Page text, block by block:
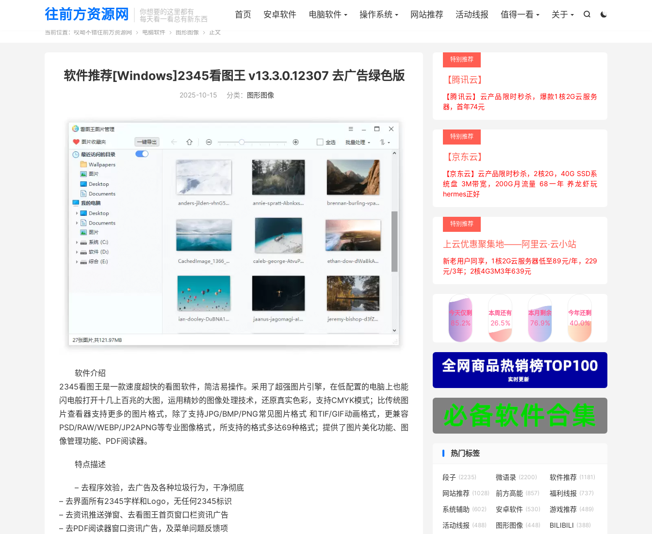
往前方资源网
你想要的这里都有
每天看一看总有新东西


首页 安卓软件 电脑软件 操作系统 网站推荐 活动线报 值得一看 关于
当前位置： 哎呦不错往前方资源网  电脑软件  图形图像  正文
软件推荐[Windows]2345看图王 v13.3.0.12307 去广告绿色版
2025-10-15 分类： 图形图像
软件介绍
2345看图王是一款速度超快的看图软件，简洁易操作。采用了超强图片引擎，在低配置的电脑上也能
闪电般打开十几上百兆的大图，运用精妙的图像处理技术，还原真实色彩，支持CMYK模式；比传统图
片查看器支持更多的图片格式，除了支持JPG/BMP/PNG常见图片格式 和TIF/GIF动画格式，更兼容
PSD/RAW/WEBP/JP2APNG等专业图像格式，所支持的格式多达69种格式；提供了图片美化功能、图
像管理功能、PDF阅读器。
特点描述
– 去程序效验，去广告及各种垃圾行为，干净彻底
– 去界面所有2345字样和Logo，无任何2345标识
– 去资讯推送弹窗、去看图王首页窗口栏资讯广告
– 去PDF阅读器窗口资讯广告，及菜单问题反馈项
特别推荐
【腾讯云】
【腾讯云】云产品限时秒杀，爆款1核2G云服务
器，首年74元
特别推荐
【京东云】
【京东云】云产品限时秒杀，2核2G，40G SSD系
统盘 3M带宽，200G月流量 68一年 养龙虾玩
hermes正好
特别推荐
上云优惠聚集地——阿里云·云小站
新老用户同享，1核2G云服务器低至89元/年，229
元/3年；2核4G3M3年639元
今天仅剩
85.2%
本周还有
26.5%
本月剩余
76.9%
今年还剩
40.0%
热门标签
段子 (2235) 微语录 (2200) 软件推荐 (1181)
网站推荐 (1028) 前方高能 (857) 福利线报 (737)
系统辅助 (602) 安卓软件 (530) 游戏推荐 (489)
活动线报 (488) 图形图像 (448) BILIBILI (388)